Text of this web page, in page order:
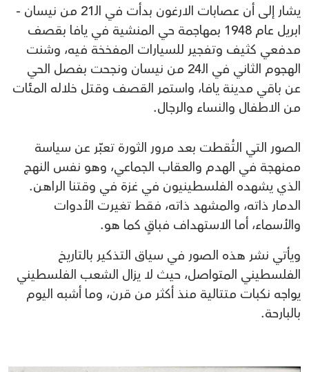
يشار إلى أن عصابات الارغون بدأت في الـ21 من نيسان -
ابريل عام 1948 بمهاجمة حي المنشية في يافا بقصف
مدفعي كثيف وتفجير للسيارات المفخخة فيه، وشنت
الهجوم الثاني في الـ24 من نيسان ونجحت بفصل الحي
عن باقي مدينة يافا، واستمر القصف وقتل خلاله المئات
من الاطفال والنساء والرجال.
الصور التي التُقطت بعد مرور الثورة تعبّر عن سياسة
ممنهجة في الهدم والعقاب الجماعي، وهو نفس النهج
الذي يشهده الفلسطينيون في غزة في وقتنا الراهن.
الدمار ذاته، والمشهد ذاته، فقط تغيرت الأدوات
والأسماء، أما الاستهداف فباقٍ كما هو.
ويأتي نشر هذه الصور في سياق التذكير بالتاريخ
الفلسطيني المتواصل، حيث لا يزال الشعب الفلسطيني
يواجه نكبات متتالية منذ أكثر من قرن، وما أشبه اليوم
بالبارحة.